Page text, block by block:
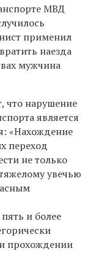
МВД
применил
наезда
мужчина
что нарушение
является
«Нахождение
переход
не только
увечью
и более
прохождении